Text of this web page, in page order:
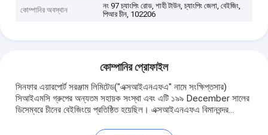
কোম্পানির অবস্থান
নং 97 চ্যাংপিং রোড, শাহী টাউন, চ্যাংপিং জেলা, বেইজিং,
পিআর চীন, 102206
কোম্পানির প্রোফাইল
সিনফার এয়ারপোর্ট সরঞ্জাম লিমিটেড("এক্সআইএনএফএ" নামে সংক্ষিপ্তসার)
সিআইএমসি গ্রুপের অন্যতম সহায়ক সংস্থা এবং এটি ১৯৯ December সালের
ডিসেম্বরে চীনের বেইজিংয়ে প্রতিষ্ঠিত হয়েছিল। এক্সআইএনএফএ বিমানবন্দর...